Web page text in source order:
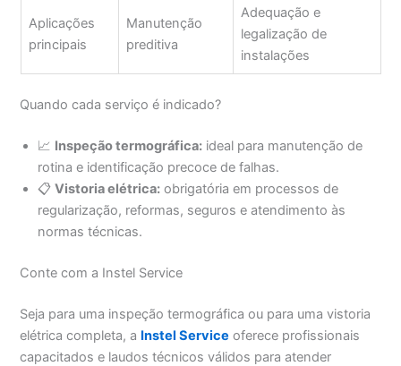
Aplicações
principais
Manutenção
preditiva
Adequação e
legalização de
instalações
Quando cada serviço é indicado?
📈 Inspeção termográfica: ideal para manutenção de
rotina e identificação precoce de falhas.
📋Vistoria elétrica: obrigatória em processos de
regularização, reformas, seguros e atendimento às
normas técnicas.
Conte com a Instel Service
Seja para uma inspeção termográfica ou para uma vistoria
elétrica completa, a Instel Service oferece profissionais
capacitados e laudos técnicos válidos para atender